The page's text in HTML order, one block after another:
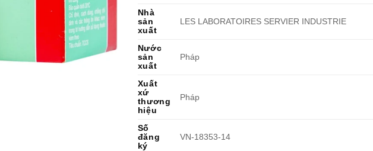
Nhà
sản
xuất
LES LABORATOIRES SERVIER INDUSTRIE
Nước
sản
xuất
Pháp
Xuất
xứ
thương
hiệu
Pháp
Số
đăng
ký
VN-18353-14